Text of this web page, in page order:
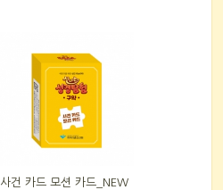
사건 카드 모션 카드_NEW